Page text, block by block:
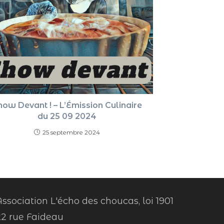
Devant ! – L’Émission Culinaire
du 25 09 2024
25 septembre 2024
L'écho des choucas, loi 1901
rue Faideau